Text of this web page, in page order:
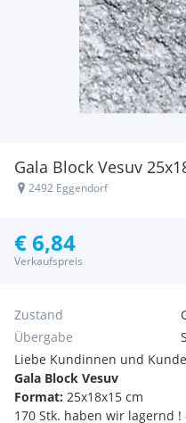
Gala Block Vesuv
2492 Eggendorf
€ 6,84
Verkaufspreis
Zustand
Übergabe
Liebe Kundinnen und
Gala Block Vesuv
Format: 25x18x15 cm
170 Stk. haben wir lagernd